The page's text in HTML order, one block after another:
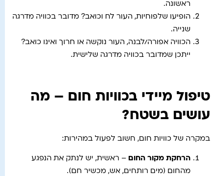
ראשונה.
הופיעו שלפוחיות, העור לח וכואב? מדובר בכוויה מדרגה
שנייה.
הכוויה אפורה/לבנה, העור נוקשה או חרוך ואינו כואב?
ייתכן שמדובר בכוויה מדרגה שלישית.
טיפול מיידי בכוויות חום – מה
עושים בשטח?
במקרה של כוויות חום, חשוב לפעול במהירות:
הרחקת מקור החום – ראשית, יש לנתק את הנפגע
מהחום (מים רותחים, אש, מכשיר חם).